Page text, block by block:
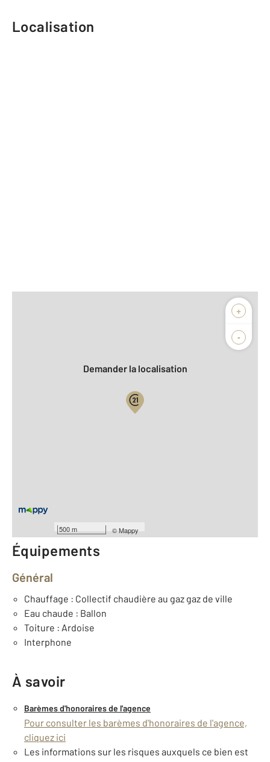
Localisation
+
-
500 m ©Mappy
Biens vendus
Demander la localisation
Type de construction : Traditionnelle
Équipements
Général
Chauffage : Collectif chaudière au gaz gaz de ville
Eau chaude : Ballon
Toiture : Ardoise
Interphone
À savoir
Barèmes d'honoraires de l'agence
Pour consulter les barèmes d'honoraires de l'agence,
cliquez ici
Les informations sur les risques auxquels ce bien est